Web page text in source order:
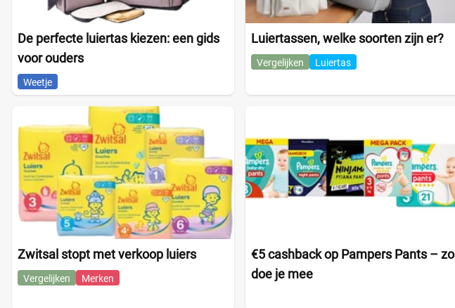
De perfecte luiertas kiezen: een gids
voor ouders
Weetje
Luiertassen, welke soorten zijn er?
Vergelijken Luiertas
Zwitsal stopt met verkoop luiers
Vergelijken Merken
€5 cashback op Pampers Pants – zo
doe je mee